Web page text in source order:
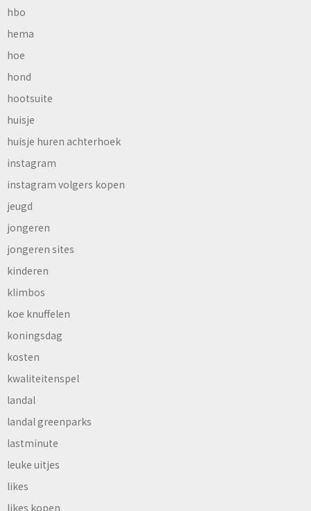
hbo
hema
hoe
hond
hootsuite
huisje
huisje huren achterhoek
instagram
instagram volgers kopen
jeugd
jongeren
jongeren sites
kinderen
klimbos
koe knuffelen
koningsdag
kosten
kwaliteitenspel
landal
landal greenparks
lastminute
leuke uitjes
likes
likes kopen